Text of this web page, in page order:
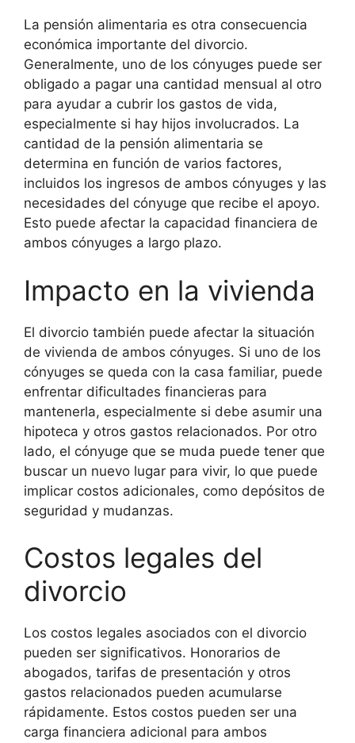
La pensión alimentaria es otra consecuencia
económica importante del divorcio.
Generalmente, uno de los cónyuges puede ser
obligado a pagar una cantidad mensual al otro
para ayudar a cubrir los gastos de vida,
especialmente si hay hijos involucrados. La
cantidad de la pensión alimentaria se
determina en función de varios factores,
incluidos los ingresos de ambos cónyuges y las
necesidades del cónyuge que recibe el apoyo.
Esto puede afectar la capacidad financiera de
ambos cónyuges a largo plazo.
Impacto en la vivienda
El divorcio también puede afectar la situación
de vivienda de ambos cónyuges. Si uno de los
cónyuges se queda con la casa familiar, puede
enfrentar dificultades financieras para
mantenerla, especialmente si debe asumir una
hipoteca y otros gastos relacionados. Por otro
lado, el cónyuge que se muda puede tener que
buscar un nuevo lugar para vivir, lo que puede
implicar costos adicionales, como depósitos de
seguridad y mudanzas.
Costos legales del
divorcio
Los costos legales asociados con el divorcio
pueden ser significativos. Honorarios de
abogados, tarifas de presentación y otros
gastos relacionados pueden acumularse
rápidamente. Estos costos pueden ser una
carga financiera adicional para ambos